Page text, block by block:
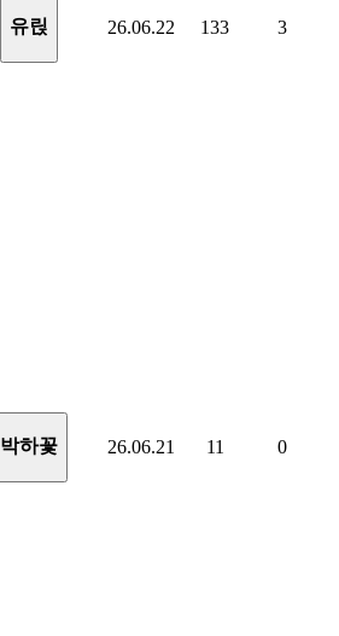
유릱 26.06.22 133 3
박하꽃 26.06.21 11 0